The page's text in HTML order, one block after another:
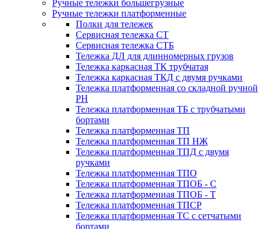
Ручные тележки большегрузные
Ручные тележки платформенные
Полки для тележек
Сервисная тележка СТ
Сервисная тележка СТБ
Тележка ДЛ для длинномерных грузов
Тележка каркасная ТК трубчатая
Тележка каркасная ТКД с двумя ручками
Тележка платформенная со складной ручной
PH
Тележка платформенная ТБ с трубчатыми
бортами
Тележка платформенная ТП
Тележка платформенная ТП НЖ
Тележка платформенная ТПД с двумя
ручками
Тележка платформенная ТПО
Тележка платформенная ТПОБ - С
Тележка платформенная ТПОБ - Т
Тележка платформенная ТПСР
Тележка платформенная ТС с сетчатыми
бортами